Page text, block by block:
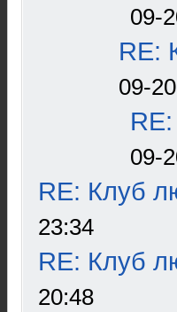
09-
RE:
09-
09-
RE: Клуб
23:34
RE: Клуб
20:48